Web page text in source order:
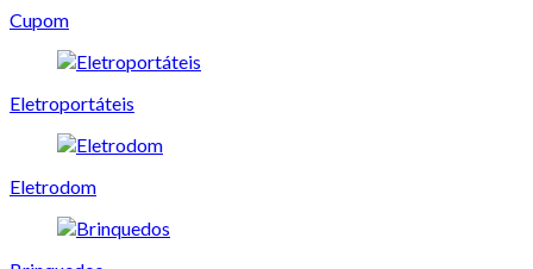
Cupom
Eletroportáteis
Eletrodom